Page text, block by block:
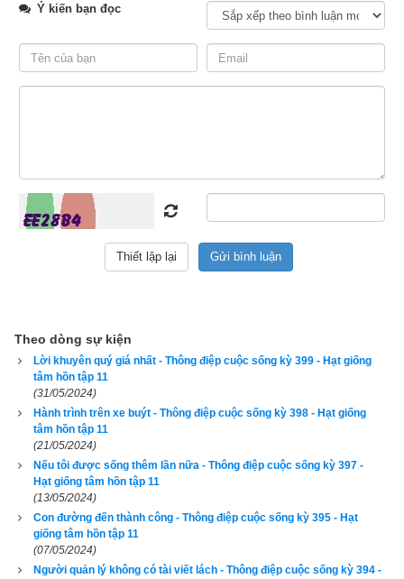
Nếu tôi nói đúng thì cũng chẳng giải quyết được điều gì, còn
nếu tôi trả lời sai thì tự dưng tôi đã biến mình thành một thằng
ngốc”. Cả sáng rồi cả chiều chúng tôi đi trên những đại dương
bị đóng băng lạnh buốt và chỉ dừng lại để xem xét dấu vết mà
thểu trong sự tuyệt vọng giữa không gian trắng ngút ngàn.
Chúng tôi dừng lại lần nữa. Chầm chậm, không chút vội vàng
theo phong cách bản địa mà người Eskimo vẫn chấp nhận
cuộc sống và số phận. Ohudlerk - người đàn ông lớn tuổi nói
gì đó với vợ và cô con gái nhỏ. Nếu là ở Pháp, trong cơn bão,
Ý kiến bạn đọc
Theo dòng sự kiện
Lời khuyên quý giá nhất - Thông điệp cuộc sống kỳ 399 - Hạt giống
tâm hồn tập 11
(31/05/2024)
Hành trình trên xe buýt - Thông điệp cuộc sống kỳ 398 - Hạt giống
tâm hồn tập 11
(21/05/2024)
Nếu tôi được sống thêm lần nữa - Thông điệp cuộc sống kỳ 397 -
Hạt giống tâm hồn tập 11
(13/05/2024)
Con đường đến thành công - Thông điệp cuộc sống kỳ 395 - Hạt
giống tâm hồn tập 11
(07/05/2024)
Người quản lý không có tài viết lách - Thông điệp cuộc sống kỳ 394 -